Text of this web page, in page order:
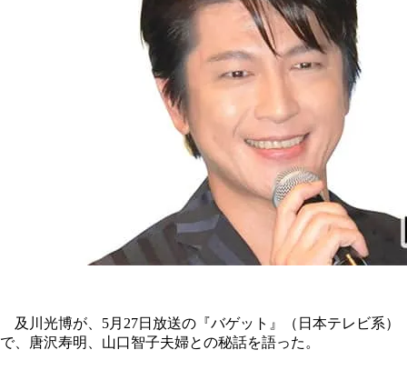
及川光博が、5月27日放送の『バゲット』（日本テレビ系）
で、唐沢寿明、山口智子夫婦との秘話を語った。